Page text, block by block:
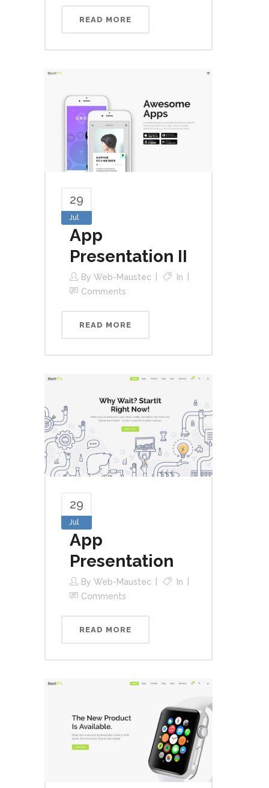
READ MORE
29
Jul
App
Presentation II
By Web-Maustec
In
Comments
READ MORE
29
Jul
App
Presentation
By Web-Maustec
In
Comments
READ MORE